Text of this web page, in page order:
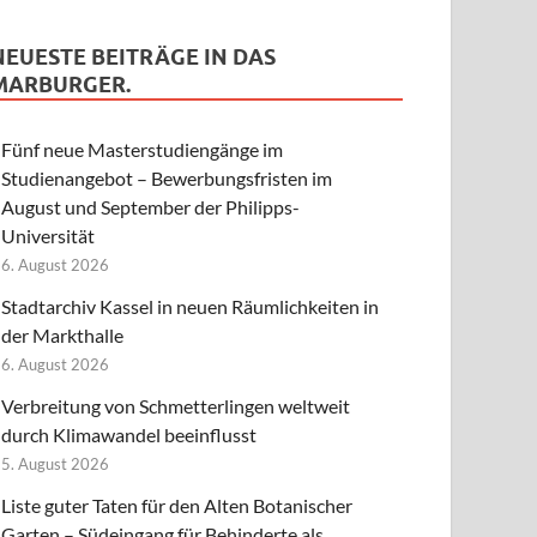
BEITRÄGE IN DAS
Fünf neue Masterstudiengänge im
Studienangebot – Bewerbungsfristen im
August und September der Philipps-
Universität
6. August 2026
Stadtarchiv Kassel in neuen Räumlichkeiten in
der Markthalle
6. August 2026
Verbreitung von Schmetterlingen weltweit
durch Klimawandel beeinflusst
5. August 2026
Liste guter Taten für den Alten Botanischer